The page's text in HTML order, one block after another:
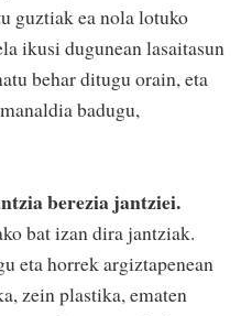
guztiak ea nola lotuko
ikusi dugunean lasaitasun
behar ditugu orain, eta
badugu,
berezia jantziei.
bat izan dira jantziak.
eta horrek argiztapenean
zein plastika, ematen